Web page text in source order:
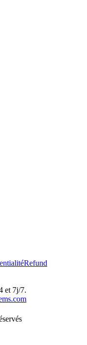
Refund
et 7j/7.